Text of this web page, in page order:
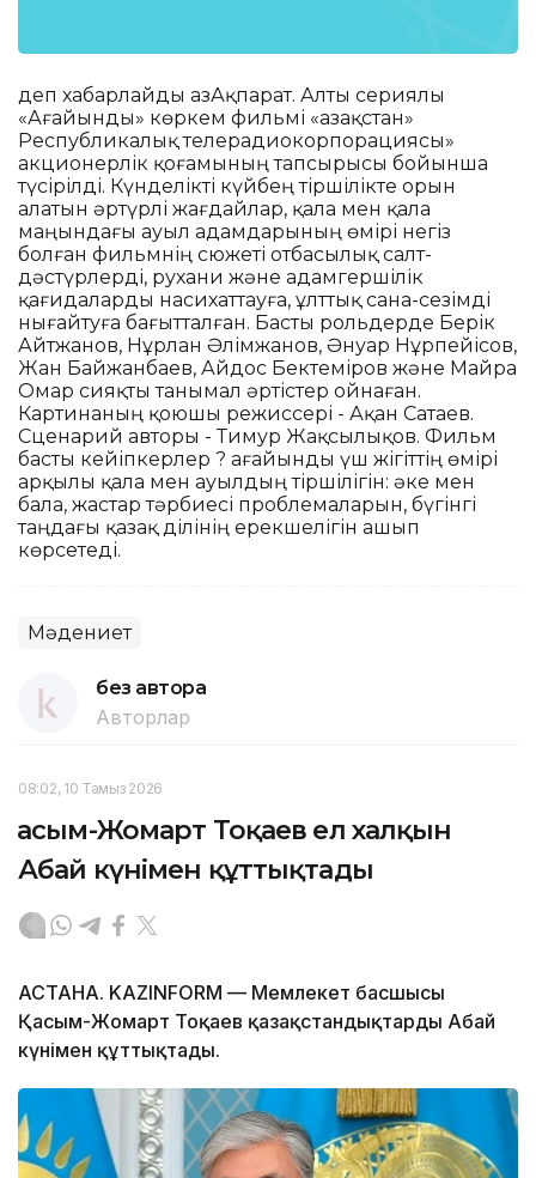
деп хабарлайды ҚазАқпарат. Алты сериялы
«Ағайынды» көркем фильмі «Қазақстан»
Республикалық телерадиокорпорациясы»
акционерлік қоғамының тапсырысы бойынша
түсірілді. Күнделікті күйбең тіршілікте орын
алатын әртүрлі жағдайлар, қала мен қала
маңындағы ауыл адамдарының өмірі негіз
болған фильмнің сюжеті отбасылық салт-
дәстүрлерді, рухани және адамгершілік
қағидаларды насихаттауға, ұлттық сана-сезімді
нығайтуға бағытталған. Басты рольдерде Берік
Айтжанов, Нұрлан Әлімжанов, Әнуар Нұрпейісов,
Жан Байжанбаев, Айдос Бектеміров және Майра
Омар сияқты танымал әртістер ойнаған.
Картинаның қоюшы режиссері - Ақан Сатаев.
Сценарий авторы - Тимур Жақсылықов. Фильм
басты кейіпкерлер ? ағайынды үш жігіттің өмірі
арқылы қала мен ауылдың тіршілігін: әке мен
бала, жастар тәрбиесі проблемаларын, бүгінгі
таңдағы қазақ ділінің ерекшелігін ашып
көрсетеді.
Мәдениет
без автора
Авторлар
08:02, 10 Тамыз 2026
Қасым-Жомарт Тоқаев ел халқын
Абай күнімен құттықтады
АСТАНА. KAZINFORM — Мемлекет басшысы
Қасым-Жомарт Тоқаев қазақстандықтарды Абай
күнімен құттықтады.